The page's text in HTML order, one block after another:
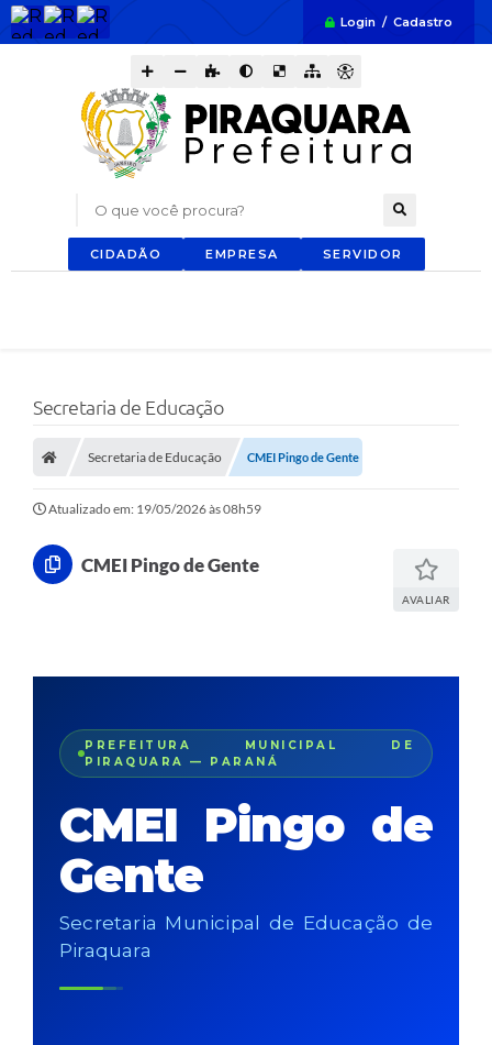
Login / Cadastro
O que você procura?
CIDADÃO EMPRESA SERVIDOR
Secretaria de Educação
Secretaria de Educação CMEI Pingo de Gente
Atualizado em: 19/05/2026 às 08h59
CMEI Pingo de Gente
AVALIAR
PREFEITURA MUNICIPAL DE
PIRAQUARA — PARANÁ
CMEI Pingo de
Gente
Secretaria Municipal de Educação de
Piraquara